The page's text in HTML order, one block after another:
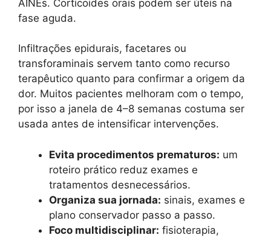
AINEs. Corticoides orais podem ser úteis na
fase aguda.
Infiltrações epidurais, facetares ou
transforaminais servem tanto como recurso
terapêutico quanto para confirmar a origem da
dor. Muitos pacientes melhoram com o tempo,
por isso a janela de 4–8 semanas costuma ser
usada antes de intensificar intervenções.
Evita procedimentos prematuros: um
roteiro prático reduz exames e
tratamentos desnecessários.
Organiza sua jornada: sinais, exames e
plano conservador passo a passo.
Foco multidisciplinar: fisioterapia,